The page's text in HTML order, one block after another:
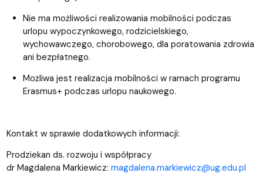
Nie ma możliwości realizowania mobilności podczas
urlopu wypoczynkowego, rodzicielskiego,
wychowawczego, chorobowego, dla poratowania zdrowia
ani bezpłatnego.
Możliwa jest realizacja mobilności w ramach programu
Erasmus+ podczas urlopu naukowego.
Kontakt w sprawie dodatkowych informacji:
Prodziekan ds. rozwoju i współpracy
dr Magdalena Markiewicz: magdalena.markiewicz@ug.edu.pl